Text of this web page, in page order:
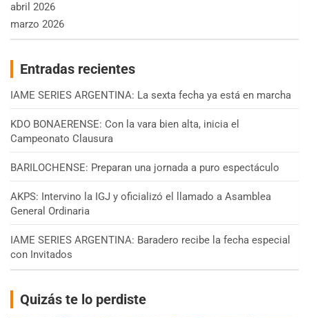
abril 2026
marzo 2026
Entradas recientes
IAME SERIES ARGENTINA: La sexta fecha ya está en marcha
KDO BONAERENSE: Con la vara bien alta, inicia el
Campeonato Clausura
BARILOCHENSE: Preparan una jornada a puro espectáculo
AKPS: Intervino la IGJ y oficializó el llamado a Asamblea
General Ordinaria
IAME SERIES ARGENTINA: Baradero recibe la fecha especial
con Invitados
Quizás te lo perdiste